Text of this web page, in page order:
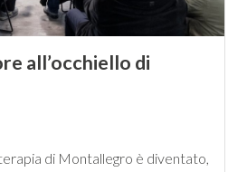
all’occhiello di
di Montallegro è diventato,